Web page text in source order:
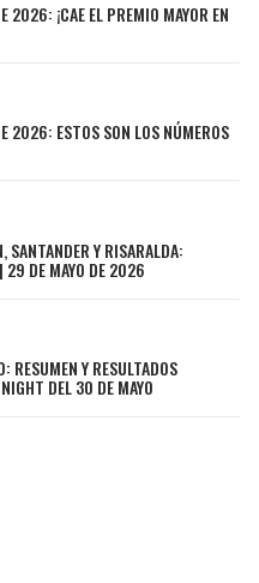
2026: ¡CAE EL PREMIO MAYOR EN
2026: ESTOS SON LOS NÚMEROS
SANTANDER Y RISARALDA:
29 DE MAYO DE 2026
RESUMEN Y RESULTADOS
DEL 30 DE MAYO